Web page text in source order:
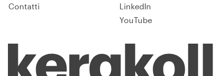
Contatti
LinkedIn
YouTube